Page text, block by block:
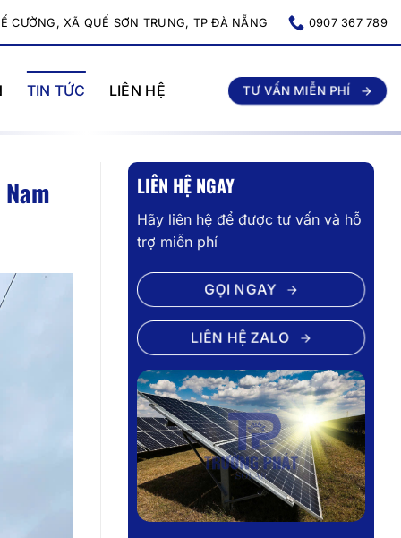
CƯỜNG, XÃ QUẾ SƠN TRUNG, TP ĐÀ NẴNG 0907 367 789
TIN TỨC LIÊN HỆ TƯ VẤN MIỄN PHÍ
LIÊN HỆ NGAY
Hãy liên hệ để được tư vấn và hỗ
trợ miễn phí
GỌI NGAY
LIÊN HỆ ZALO